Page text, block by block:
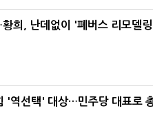
희, 난데없이 '폐버스 리모델
'역선택' 대상…민주당 대표로